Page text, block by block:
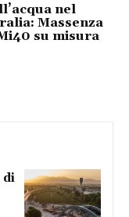
nel
Massenza
su misura
di